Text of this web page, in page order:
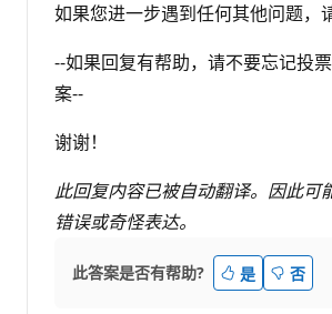
如果您进一步遇到任何其他问题，
--如果回复有帮助，请不要忘记投
案--
谢谢！
此回复内容已被自动翻译。因此可
错误或奇怪表达。
此答案是否有帮助? 是 否